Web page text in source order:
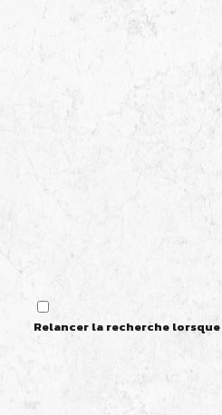
Relancer la recherche